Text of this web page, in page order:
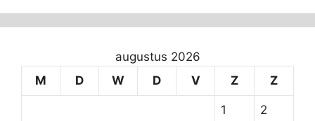
augustus 2026
M
D W D V Z Z
1 2